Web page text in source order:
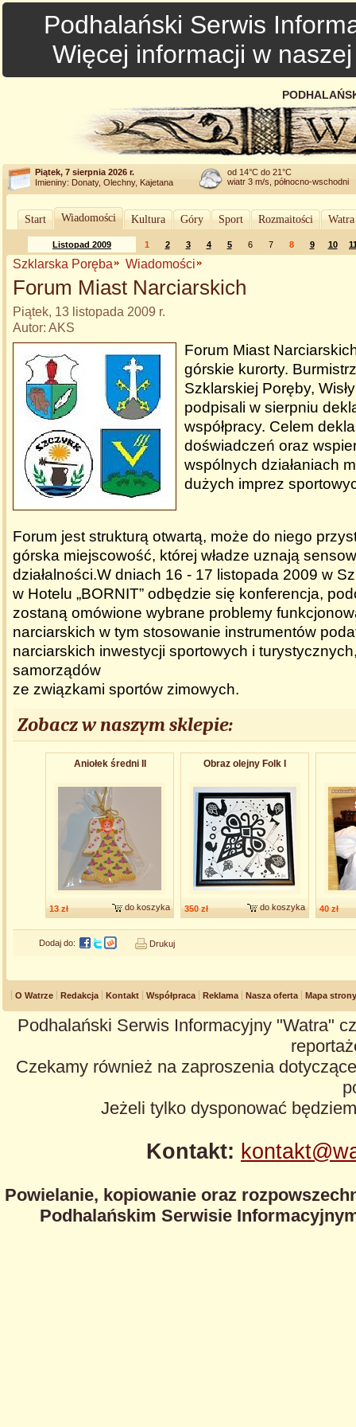
Podhalański Serwis
Więcej informacji w
Piątek, 7 sierpnia 2026 r.
Imieniny: Donaty, Olechny, Kajetana
od 14°C do 21°C
wiatr 3 m/s, północno-wschodni
Start Wiadomości Kultura Góry Sport Rozmaitości
Listopad 2009 1 2 3 4 5 6 7 8 9 10
Szklarska Poręba Wiadomości
Forum Miast Narciarskich
Piątek, 13 listopada 2009 r.
Autor: AKS
Forum Miast
górskie kurorty.
Szklarskiej Poręby,
podpisali w sierpniu
współpracy. Celem
doświadczeń oraz
wspólnych działaniach
dużych imprez
Forum jest strukturą otwartą, może do niego
górska miejscowość, której władze uznają
działalności.W dniach 16 - 17 listopada 2009 w
w Hotelu „BORNIT” odbędzie się konferencja,
zostaną omówione wybrane problemy
narciarskich w tym stosowanie instrumentów
narciarskich inwestycji sportowych i
samorządów
ze związkami sportów zimowych.
Zobacz w naszym sklepie:
Aniołek średni II
13 zł do koszyka
Obraz olejny Folk I
350 zł do koszyka 40 zł
Dodaj do: Drukuj
O Watrze Redakcja Kontakt Współpraca Reklama Nasza oferta Mapa strony
Podhalański Serwis Informacyjny "Watra"
Czekamy również na zaproszenia
Jeżeli tylko dysponować
Kontakt:
Powielanie, kopiowanie oraz
Podhalańskim Serwisie